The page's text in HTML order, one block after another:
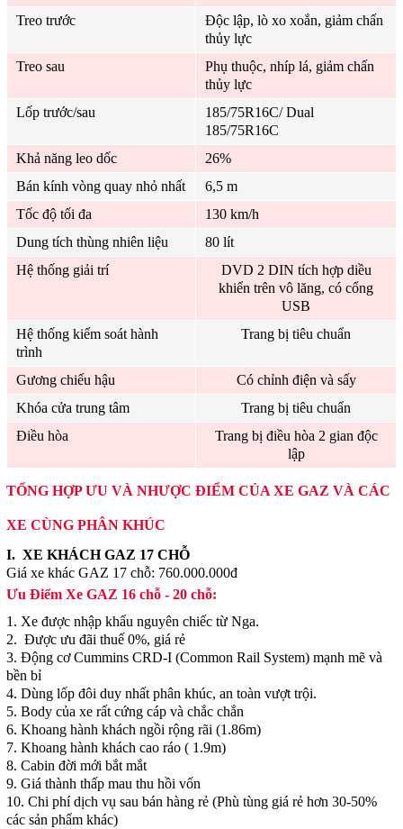
Treo trước
Độc lập, lò xo xoắn, giảm chấn
thủy lực
Treo sau
Phụ thuộc, nhíp lá, giảm chấn
thủy lực
Lốp trước/sau
185/75R16C/ Dual
185/75R16C
Khả năng leo dốc
26%
Bán kính vòng quay nhỏ nhất
6,5 m
Tốc độ tối đa
130 km/h
Dung tích thùng nhiên liệu
80 lít
Hệ thống giải trí
DVD 2 DIN tích hợp diều
khiển trên vô lăng, có cổng
USB
Hệ thống kiểm soát hành
trình
Trang bị tiêu chuẩn
Gương chiếu hậu
Có chỉnh điện và sấy
Khóa cửa trung tâm
Trang bị tiêu chuẩn
Điều hòa
Trang bị điều hòa 2 gian độc
lập
TỔNG HỢP ƯU VÀ NHƯỢC ĐIỂM CỦA XE GAZ VÀ CÁC
XE CÙNG PHÂN KHÚC
I. XE KHÁCH GAZ 17 CHỖ
Giá xe khác GAZ 17 chỗ: 760.000.000đ
Ưu Điểm Xe GAZ 16 chỗ - 20 chỗ:
1. Xe được nhập khẩu nguyên chiếc từ Nga.
2. Được ưu đãi thuế 0%, giá rẻ
3. Động cơ Cummins CRD-I (Common Rail System) mạnh mẽ và
bền bỉ
4. Dùng lốp đôi duy nhất phân khúc, an toàn vượt trội.
5. Body của xe rất cứng cáp và chắc chắn
6. Khoang hành khách ngồi rộng rãi (1.86m)
7. Khoang hành khách cao ráo ( 1.9m)
8. Cabin đời mới bắt mắt
9. Giá thành thấp mau thu hồi vốn
10. Chi phí dịch vụ sau bán hàng rẻ (Phù tùng giá rẻ hơn 30-50%
các sản phẩm khác)